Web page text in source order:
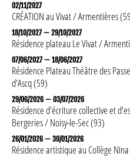
02/11/2027
CRÉATION auVivat/ Armentières
18/10/2027 — 29/10/2027
Résidence plateau Le Vivat/
07/06/2027 — 18/06/2027
Résidence PlateauThéâtre des
d'Ascq (59)
29/06/2026 — 03/07/2026
Résidence d'écriture collective et
Bergeries/ Noisy-le-Sec (93)
26/01/2026 — 30/01/2026
Résidence artistique au Collège